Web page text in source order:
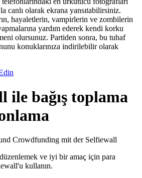
canlı olarak ekrana yansıtabilirsiniz.
hayaletlerin, vampirlerin ve zombilerin
yardım ederek kendi korku
olursunuz. Partiden sonra, bu tuhaf
konuklarınıza indirilebilir olarak
ile bağış toplama
ve iyi bir amaç için para
kullanın.